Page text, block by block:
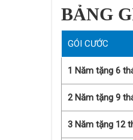
BẢNG
GÓI CƯỚC
1 Năm tặng 6
2 Năm tặng 9
3 Năm tặng 12